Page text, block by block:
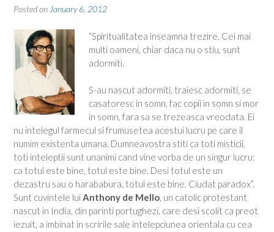
Posted on January 6, 2012
“Spiritualitatea inseamna trezire. Cei mai
multi oameni, chiar daca nu o stiu, sunt
adormiti.
S-au nascut adormiti, traiesc adormiti, se
casatoresc in somn, fac copii in somn si mor
in somn, fara sa se trezeasca vreodata. Ei
nu intelegul farmecul si frumusetea acestui lucru pe care il
numim existenta umana. Dumneavostra stiti ca toti misticii,
toti inteleptii sunt unanimi cand vine vorba de un singur lucru:
ca totul este bine, totul este bine. Desi totul este un
dezastru sau o harababura, totul este bine. Ciudat paradox”.
Sunt cuvintele luiAnthony de Mello, un catolic protestant
nascut in India, din parinti portughezi, care desi scolit ca preot
iezuit, a imbinat in scririle sale intelepciunea orientala cu cea